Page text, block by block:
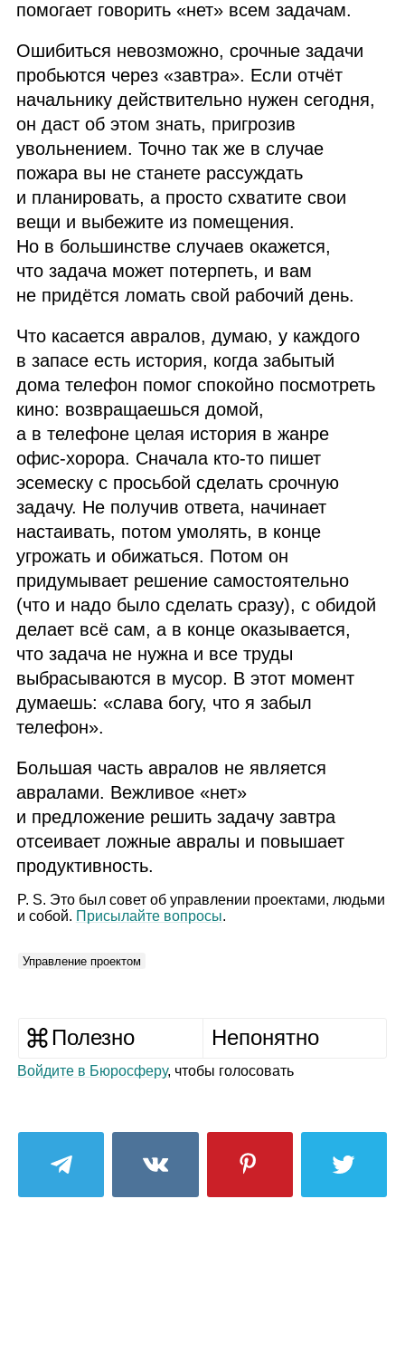
помогает говорить «нет» всем задачам.
Ошибиться невозможно, срочные задачи
пробьются через «завтра». Если отчёт
начальнику действительно нужен сегодня,
он даст об этом знать, пригрозив
увольнением. Точно так же в случае
пожара вы не станете рассуждать
и планировать, а просто схватите свои
вещи и выбежите из помещения.
Но в большинстве случаев окажется,
что задача может потерпеть, и вам
не придётся ломать свой рабочий день.
Что касается авралов, думаю, у каждого
в запасе есть история, когда забытый
дома телефон помог спокойно посмотреть
кино: возвращаешься домой,
а в телефоне целая история в жанре
офис‑хорора. Сначала кто‑то пишет
эсемеску с просьбой сделать срочную
задачу. Не получив ответа, начинает
настаивать, потом умолять, в конце
угрожать и обижаться. Потом он
придумывает решение самостоятельно
(что и надо было сделать сразу), с обидой
делает всё сам, а в конце оказывается,
что задача не нужна и все труды
выбрасываются в мусор. В этот момент
думаешь: «слава богу, что я забыл
телефон».
Большая часть авралов не является
авралами. Вежливое «нет»
и предложение решить задачу завтра
отсеивает ложные авралы и повышает
продуктивность.
P. S. Это был совет об управлении проектами, людьми
и собой. Присылайте вопросы.
Управление проектом
Полезно Непонятно
Войдите в Бюросферу, чтобы голосовать